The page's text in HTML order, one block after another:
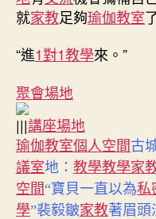
就家教足夠瑜伽教室
“進1對1教學來。”
聚會場地
|||講座場地
瑜伽教室個人空間 古
議室地： 教學教學家
空間 “寶貝一直以為私
學”裴毅皺家教著眉頭